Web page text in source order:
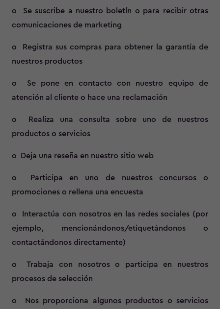
o Se suscribe a nuestro boletín o para recibir otras
comunicaciones de marketing
o Registra sus compras para obtener la garantía de
nuestros productos
o Se pone en contacto con nuestro equipo de
atención al cliente o hace una reclamación
o Realiza una consulta sobre uno de nuestros
productos o servicios
o Deja una reseña en nuestro sitio web
o Participa en uno de nuestros concursos o
promociones o rellena una encuesta
o Interactúa con nosotros en las redes sociales (por
ejemplo, mencionándonos/etiquetándonos o
contactándonos directamente)
o Trabaja con nosotros o participa en nuestros
procesos de selección
o Nos proporciona algunos productos o servicios